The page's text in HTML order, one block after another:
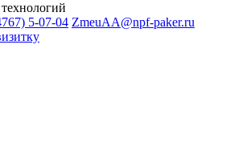
5-07-04 ZmeuAA@npf-paker.ru